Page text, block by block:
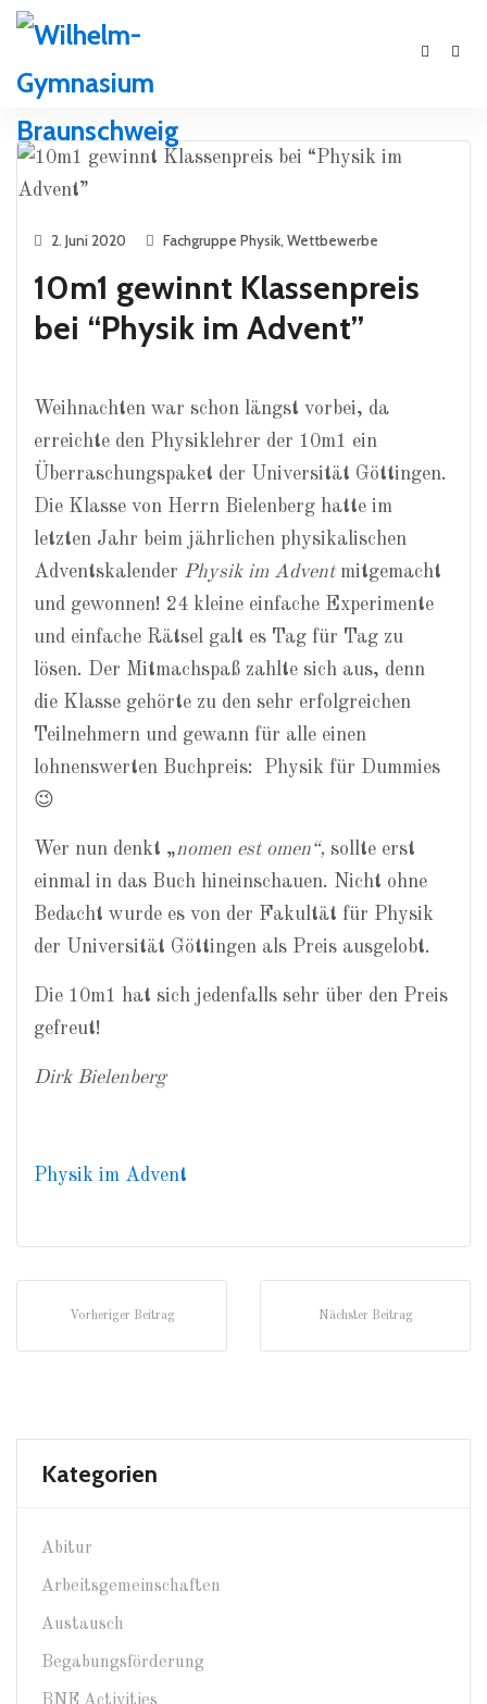
2. Juni 2020 Fachgruppe Physik, Wettbewerbe
10m1 gewinnt Klassenpreis
bei “Physik im Advent”
Weihnachten war schon längst vorbei, da
erreichte den Physiklehrer der 10m1 ein
Überraschungspaket der Universität Göttingen.
Die Klasse von Herrn Bielenberg hatte im
letzten Jahr beim jährlichen physikalischen
Adventskalender Physik im Adventmitgemacht
und gewonnen! 24 kleine einfache Experimente
und einfache Rätsel galt es Tag für Tag zu
lösen. Der Mitmachspaß zahlte sich aus, denn
die Klasse gehörte zu den sehr erfolgreichen
Teilnehmern und gewann für alle einen
lohnenswerten Buchpreis: Physik für Dummies
😉
Wer nun denkt „nomen est omen“, sollte erst
einmal in das Buch hineinschauen. Nicht ohne
Bedacht wurde es von der Fakultät für Physik
der Universität Göttingen als Preis ausgelobt.
Die 10m1 hat sich jedenfalls sehr über den Preis
gefreut!
Dirk Bielenberg
Physik im Advent
Vorheriger Beitrag Nächster Beitrag
Kategorien
Abitur
Arbeitsgemeinschaften
Austausch
Begabungsförderung